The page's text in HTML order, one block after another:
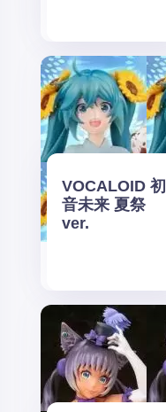
VOCALOID 初
音未来 夏祭
ver.